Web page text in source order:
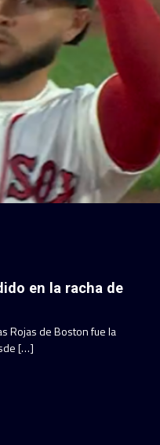
en la racha de
Rojas de Boston fue la
[…]